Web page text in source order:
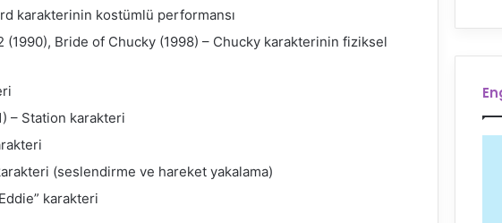
karakterinin kostümlü performansı
(1990), Bride of Chucky (1998) – Chucky karakterinin fiziksel
– Station karakteri
(seslendirme ve hareket yakalama)
karakteri